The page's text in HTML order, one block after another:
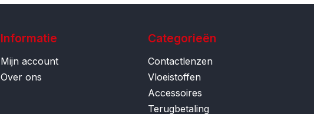
Informatie
Mijn account
Over ons
Categorieën
Contactlenzen
Vloeistoffen
Accessoires
Terugbetaling